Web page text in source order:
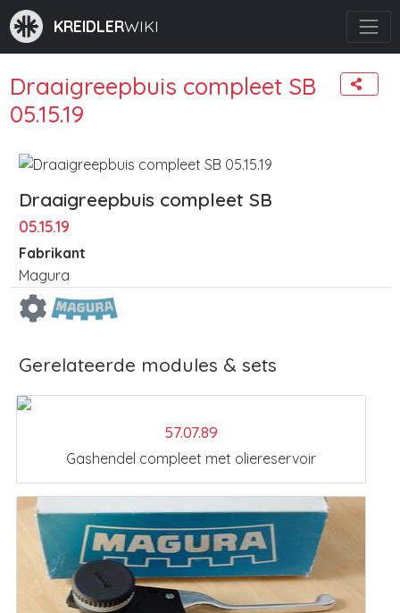
KREIDLERWIKI
Draaigreepbuis compleet SB
05.15.19
Draaigreepbuis compleet SB
05.15.19
Fabrikant
Magura
Gerelateerde modules & sets
57.07.89
Gashendel compleet met oliereservoir